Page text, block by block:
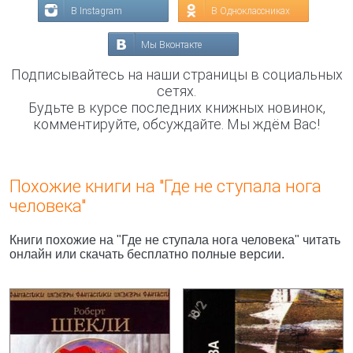
В Instagram В Одноклассниках
Мы Вконтакте
Подписывайтесь на наши страницы в социальных
сетях.
Будьте в курсе последних книжных новинок,
комментируйте, обсуждайте. Мы ждём Вас!
Похожие книги на "Где не ступала нога
человека"
Книги похожие на "Где не ступала нога человека" читать
онлайн или скачать бесплатно полные версии.